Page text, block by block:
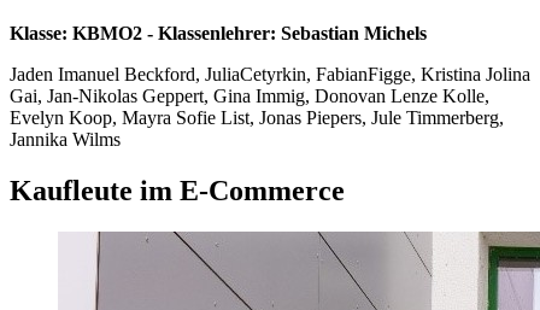
Klasse: KBMO2 - Klassenlehrer: Sebastian Michels
Jaden Imanuel Beckford, JuliaCetyrkin, FabianFigge, Kristina Jolina
Gai, Jan-Nikolas Geppert, Gina Immig, Donovan Lenze Kolle,
Evelyn Koop, Mayra Sofie List, Jonas Piepers, Jule Timmerberg,
Jannika Wilms
Kaufleute im E-Commerce